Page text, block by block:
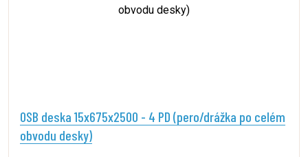
OSB deska 15x675x2500 - 4 PD (pero/drážka po celém
obvodu desky)